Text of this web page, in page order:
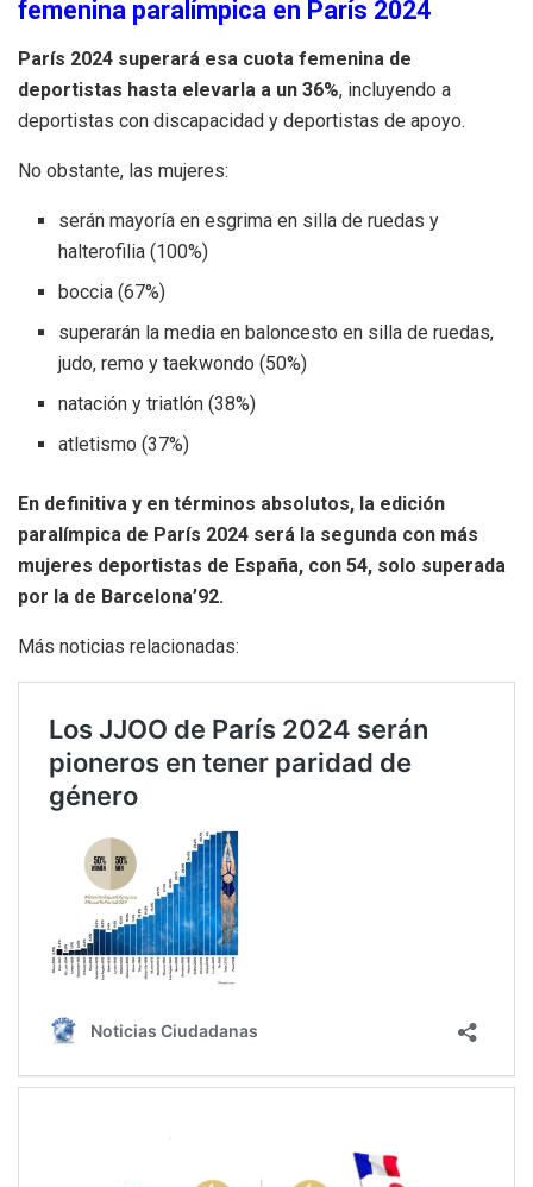
femenina paralímpica en París 2024
París 2024 superará esa cuota femenina de
deportistas hasta elevarla a un 36%, incluyendo a
deportistas con discapacidad y deportistas de apoyo.
No obstante, las mujeres:
serán mayoría en esgrima en silla de ruedas y
halterofilia (100%)
boccia (67%)
superarán la media en baloncesto en silla de ruedas,
judo, remo y taekwondo (50%)
natación y triatlón (38%)
atletismo (37%)
En definitiva y en términos absolutos, la edición
paralímpica de París 2024 será la segunda con más
mujeres deportistas de España, con 54, solo superada
por la de Barcelona’92.
Más noticias relacionadas: